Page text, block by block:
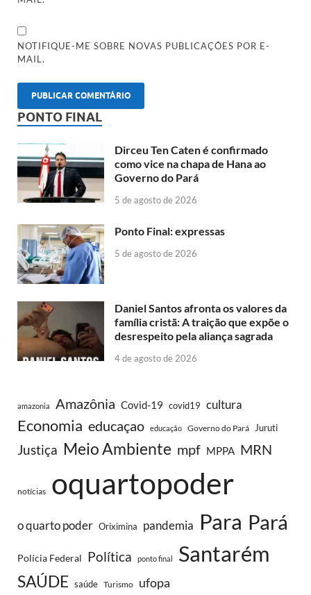
NOTIFIQUE-ME SOBRE NOVAS PUBLICAÇÕES POR E-
MAIL.
PONTO FINAL
Dirceu Ten Caten é confirmado
como vice na chapa de Hana ao
Governo do Pará
5 de agosto de 2026
Ponto Final: expressas
5 de agosto de 2026
Daniel Santos afronta os valores da
família cristã: A traição que expõe o
desrespeito pela aliança sagrada
4 de agosto de 2026
amazonia Amazônia Covid-19 covid19 cultura
Economia educaçao educação Governo do Pará Juruti
Justiça Meio Ambiente mpf MPPA MRN
notícias oquartopoder
o quarto poder Oriximina pandemia Para Pará
Polícia Federal Política ponto final Santarém
SAÚDE saúde Turismo ufopa